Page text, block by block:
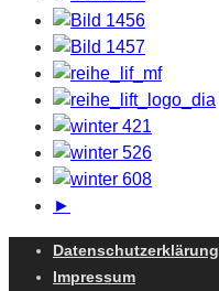
►
Datenschutzerklärung
Impressum